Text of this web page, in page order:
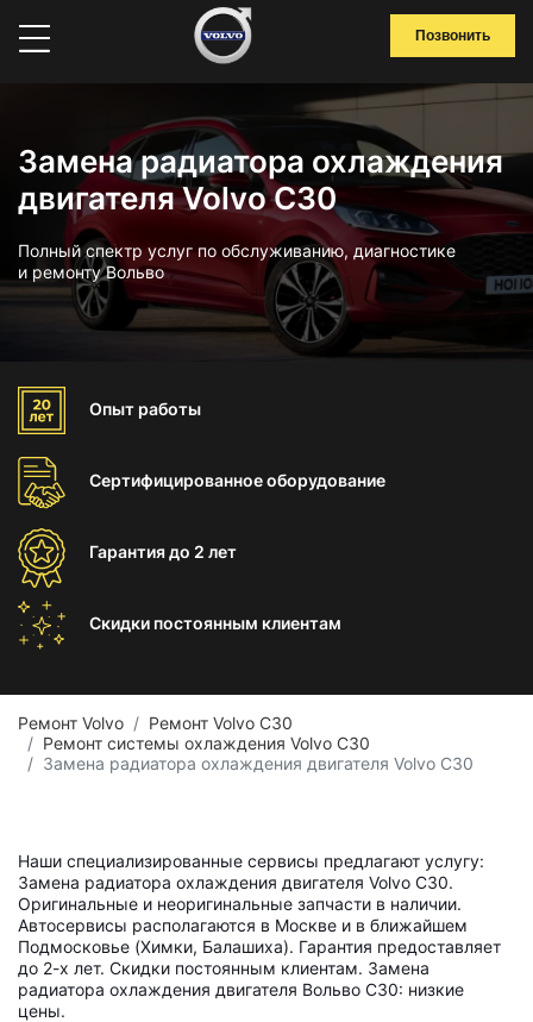
Позвонить
Замена радиатора охлаждения
двигателя Volvo C30
Полный спектр услуг по обслуживанию, диагностике
и ремонту Вольво
Опыт работы
Сертифицированноеоборудование
Гарантиядо 2 лет
Скидки постоянным клиентам
Ремонт Volvo
Ремонт Volvo C30
Ремонт системы охлаждения Volvo C30
Замена радиатора охлаждения двигателя Volvo C30
Наши специализированные сервисы предлагают услугу:
Замена радиатора охлаждения двигателя Volvo C30.
Оригинальные и неоригинальные запчасти в наличии.
Автосервисы располагаются в Москве и в ближайшем
Подмосковье (Химки, Балашиха). Гарантия предоставляет
до 2-х лет. Скидки постоянным клиентам. Замена
радиатора охлаждения двигателя Вольво С30: низкие
цены.